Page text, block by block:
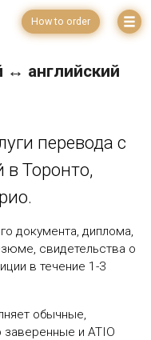
How to order
↔ английский
перевода с
в Торонто,
документа, диплома,
свидетельства о
в течение 1-3
обычные,
заверенные и ATIO